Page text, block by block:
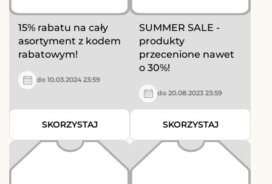
15% rabatu na cały
asortyment z kodem
rabatowym!
do 10.03.2024 23:59
SKORZYSTAJ
SUMMER SALE -
produkty
przecenione nawet
o 30%!
do 20.08.2023 23:59
SKORZYSTAJ